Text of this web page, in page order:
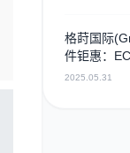
格莳国际
件钜惠：
您挑选！ -
2025.05.31